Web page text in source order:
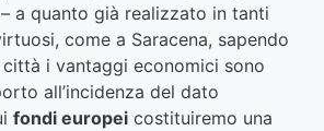
a quanto già realizzato in tanti
come a Saracena, sapendo
i vantaggi economici sono
all’incidenza del dato
fondi europei costituiremo una